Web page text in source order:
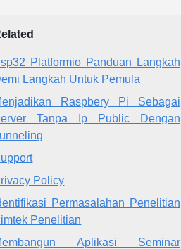
Platformio Panduan Langkah
Langkah Untuk Pemula
Raspbery Pi Sebagai
Tanpa Ip Public Dengan
Policy
Permasalahan Penelitian
Penelitian
Aplikasi Seminar